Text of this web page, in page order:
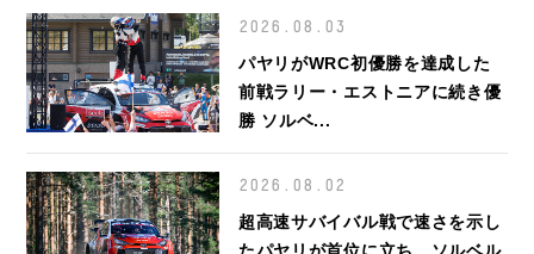
2026.08.03
パヤリがWRC初優勝を達成した
前戦ラリー・エストニアに続き優
勝 ソルベ...
2026.08.02
超高速サバイバル戦で速さを示し